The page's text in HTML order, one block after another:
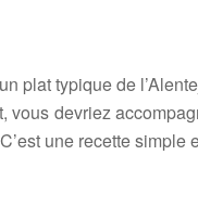
plat typique de
vous devriez
une recette simple